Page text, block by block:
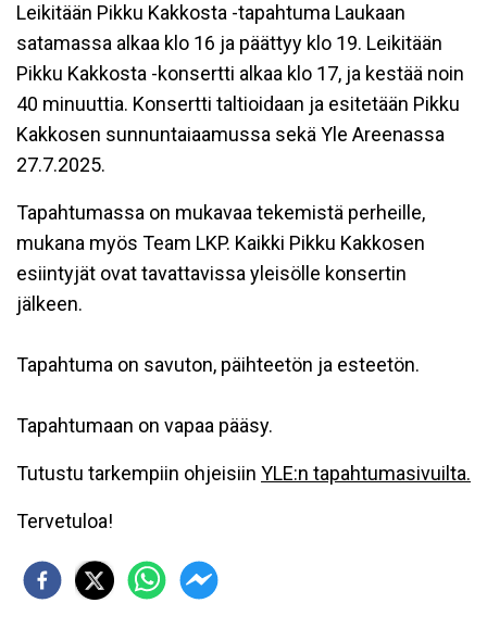
Leikitään Pikku Kakkosta -tapahtuma Laukaan
satamassa alkaa klo 16 ja päättyy klo 19. Leikitään
Pikku Kakkosta -konsertti alkaa klo 17, ja kestää noin
40 minuuttia. Konsertti taltioidaan ja esitetään Pikku
Kakkosen sunnuntaiaamussa sekä Yle Areenassa
27.7.2025.
Tapahtumassa on mukavaa tekemistä perheille,
mukana myös Team LKP. Kaikki Pikku Kakkosen
esiintyjät ovat tavattavissa yleisölle konsertin
jälkeen.
Tapahtuma on savuton, päihteetön ja esteetön.
Tapahtumaan on vapaa pääsy.
Tutustu tarkempiin ohjeisiin YLE:n tapahtumasivuilta.
Tervetuloa!